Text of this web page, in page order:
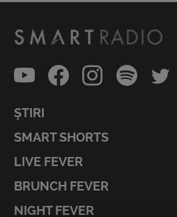
ȘTIRI
SMART SHORTS
LIVE FEVER
BRUNCH FEVER
NIGHT FEVER